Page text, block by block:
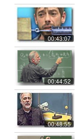
00:43:07
00:44:52
00:48:55